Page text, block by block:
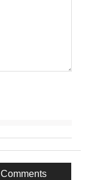
Comments